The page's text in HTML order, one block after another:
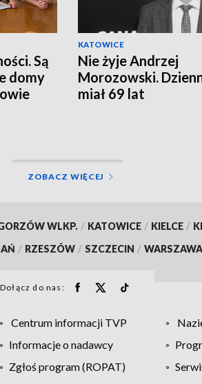
Są
domy
KATOWICE
Nie żyje Andrzej
Morozowski.
miał 69 lat
ZOBACZ WIĘCEJ
WLKP. / KATOWICE / KIELCE /
/ RZESZÓW / SZCZECIN / WARSZAWA
Dołącz do nas:
Centrum informacji TVP
Informacje o nadawcy
Zgłoś program (ROPAT)